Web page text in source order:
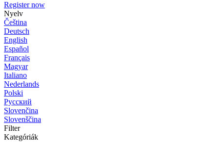
Register now
Nyelv
Čeština
Deutsch
English
Español
Français
Magyar
Italiano
Nederlands
Polski
Русский
Slovenčina
Slovenščina
Filter
Kategóriák